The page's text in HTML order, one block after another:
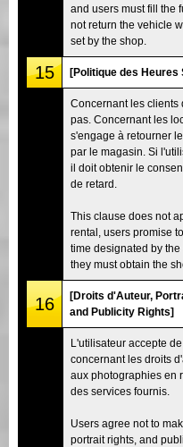
and users must fill the
not return the vehicle
set by the shop.
15 [Politique des Heures
Concernant les clients
pas. Concernant les
s'engage à retourner
par le magasin. Si
il doit obtenir le
de retard.
This clause does not
rental, users promise
time designated by the
they must obtain the
16
[Droits d'Auteur,
and Publicity Rights]
L'utilisateur accepte
concernant les droits
aux photographies en
des services fournis.
Users agree not to
portrait rights, and